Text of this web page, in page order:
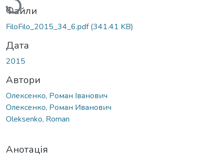
Файли
FiloFilo_2015_34_6.pdf(341.41 KB)
Дата
2015
Автори
Олексенко, Роман Іванович
Олексенко, Роман Иванович
Oleksenko, Roman
Анотація